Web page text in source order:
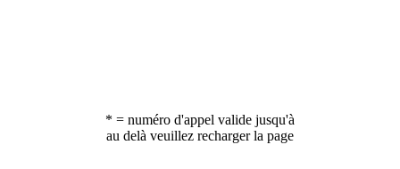
* = numéro d'appel valide jusqu'à
au delà veuillez recharger la page